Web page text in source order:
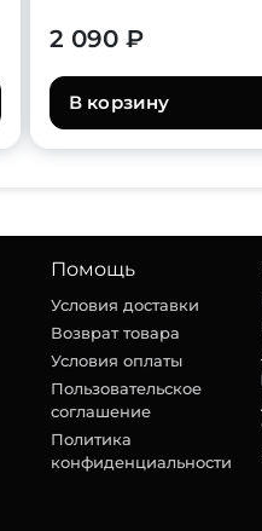
2 090 ₽
В корзину
Помощь
Условия доставки
Возврат товара
Условия оплаты
Пользовательское
соглашение
Политика
конфиденциальности